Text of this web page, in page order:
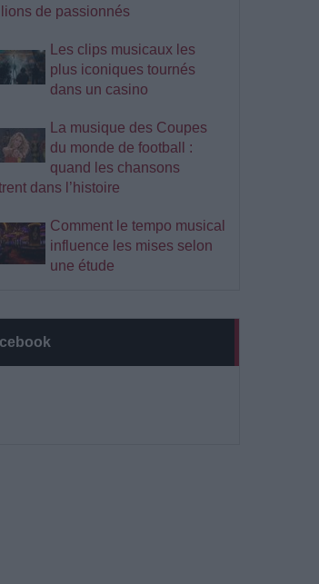
de passionnés
Les clips musicaux les
plus iconiques tournés
dans un casino
La musique des Coupes
du monde de football :
quand les chansons
dans l’histoire
Comment le tempo musical
influence les mises selon
une étude